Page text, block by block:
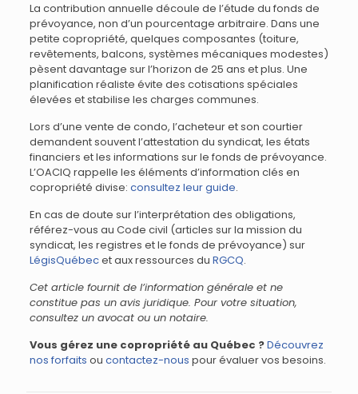
La contribution annuelle découle de l’étude du fonds de
prévoyance, non d’un pourcentage arbitraire. Dans une
petite copropriété, quelques composantes (toiture,
revêtements, balcons, systèmes mécaniques modestes)
pèsent davantage sur l’horizon de 25 ans et plus. Une
planification réaliste évite des cotisations spéciales
élevées et stabilise les charges communes.
Lors d’une vente de condo, l’acheteur et son courtier
demandent souvent l’attestation du syndicat, les états
financiers et les informations sur le fonds de prévoyance.
L’OACIQ rappelle les éléments d’information clés en
copropriété divise: consultez leur guide.
En cas de doute sur l’interprétation des obligations,
référez-vous au Code civil (articles sur la mission du
syndicat, les registres et le fonds de prévoyance) sur
LégisQuébecet aux ressources du RGCQ.
Cet article fournit de l’information générale et ne
constitue pas un avis juridique. Pour votre situation,
consultez un avocat ou un notaire.
Vous gérez une copropriété au Québec ?Découvrez
nos forfaits ou contactez-nous pour évaluer vos besoins.